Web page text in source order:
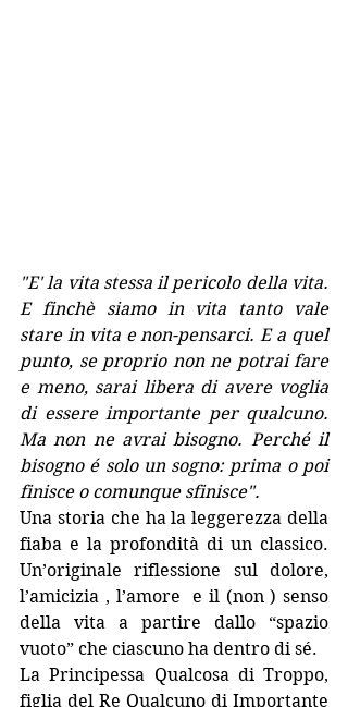
"E' la vita stessa il pericolo della vita.
E finchè siamo in vita tanto vale
stare in vita e non-pensarci. E a quel
punto, se proprio non ne potrai fare
e meno, sarai libera di avere voglia
di essere importante per qualcuno.
Ma non ne avrai bisogno. Perché il
bisogno é solo un sogno: prima o poi
finisce o comunque sfinisce".
Una storia che ha la leggerezza della
fiaba e la profondità di un classico.
Un’originale riflessione sul dolore,
l’amicizia , l’amore  e il (non ) senso
della vita a partire dallo “spazio
vuoto” che ciascuno ha dentro di sé.
La Principessa Qualcosa di Troppo,
figlia del Re Qualcuno di Importante